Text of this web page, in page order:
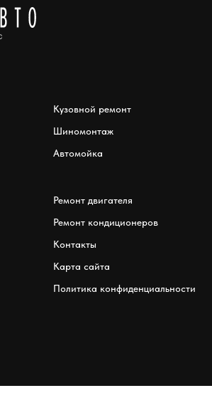
Кузовной ремонт
Шиномонтаж
Автомойка
Ремонт двигателя
Ремонт кондиционеров
Контакты
Карта сайта
Политика конфиденциальности